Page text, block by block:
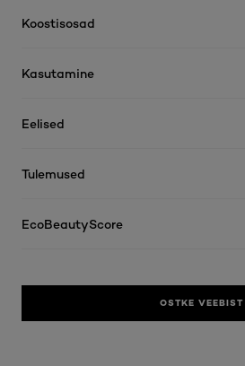
Koostisosad
Kasutamine
Eelised
Tulemused
EcoBeautyScore
OSTKE VEEBIST